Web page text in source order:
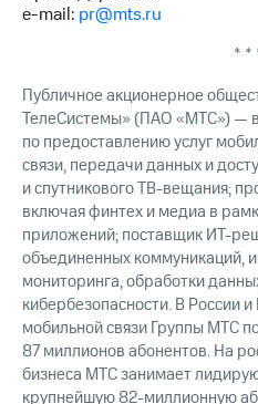
e-mail: pr@mts.ru
* *
Публичное акционерное
ТелеСистемы» (ПАО «МТС») —
по предоставлению услуг
связи, передачи данных и
и спутникового ТВ-вещания;
включая финтех и медиа в
приложений; поставщик ИТ-
объединенных коммуникаций,
мониторинга, обработки
кибербезопасности. В России
мобильной связи Группы МТС
87 миллионов абонентов. На
бизнеса МТС занимает
крупнейшую 82-миллионную